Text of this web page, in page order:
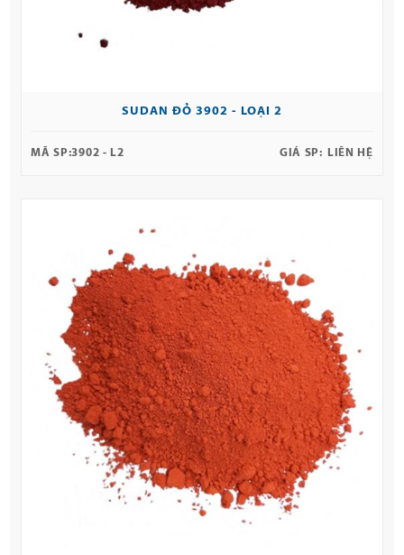
SUDAN ĐỎ 3902 - LOẠI 2
MÃ SP:3902 - L2 GIÁ SP: LIÊN HỆ